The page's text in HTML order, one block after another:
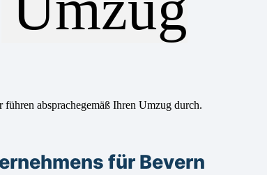
führen absprachegemäß Ihren Umzug durch.
für Bevern